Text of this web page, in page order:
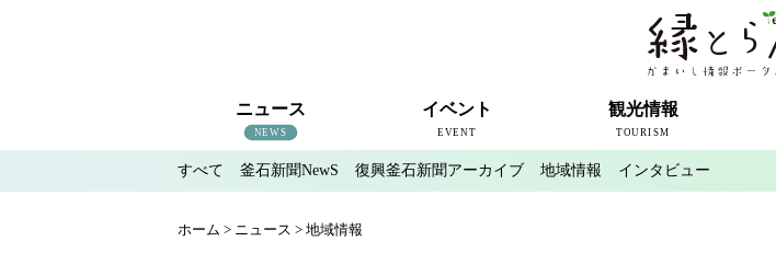
ニュース
NEWS
すべて
釜石新聞NewS
復興釜石新聞アーカイブ
地域情報
インタビュー
イベント
EVENT
釜石のイベント情報
観光情報
TOURISM
近代製鉄発祥の地
観光スポット
宿泊情報
釜石情報交流センター
魚河岸テラス
うのすまい・トモス
根浜シーサイド
SL銀河
三陸鉄道
すべて 釜石新聞NewS 復興釜石新聞アーカイブ 地域情報 インタビュー
ホーム > ニュース > 地域情報